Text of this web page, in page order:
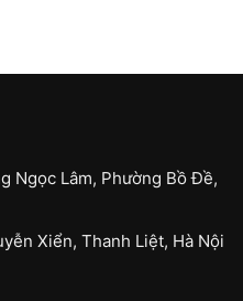
Ngọc Lâm, Phường Bồ Đề,
Xiển, Thanh Liệt, Hà Nội